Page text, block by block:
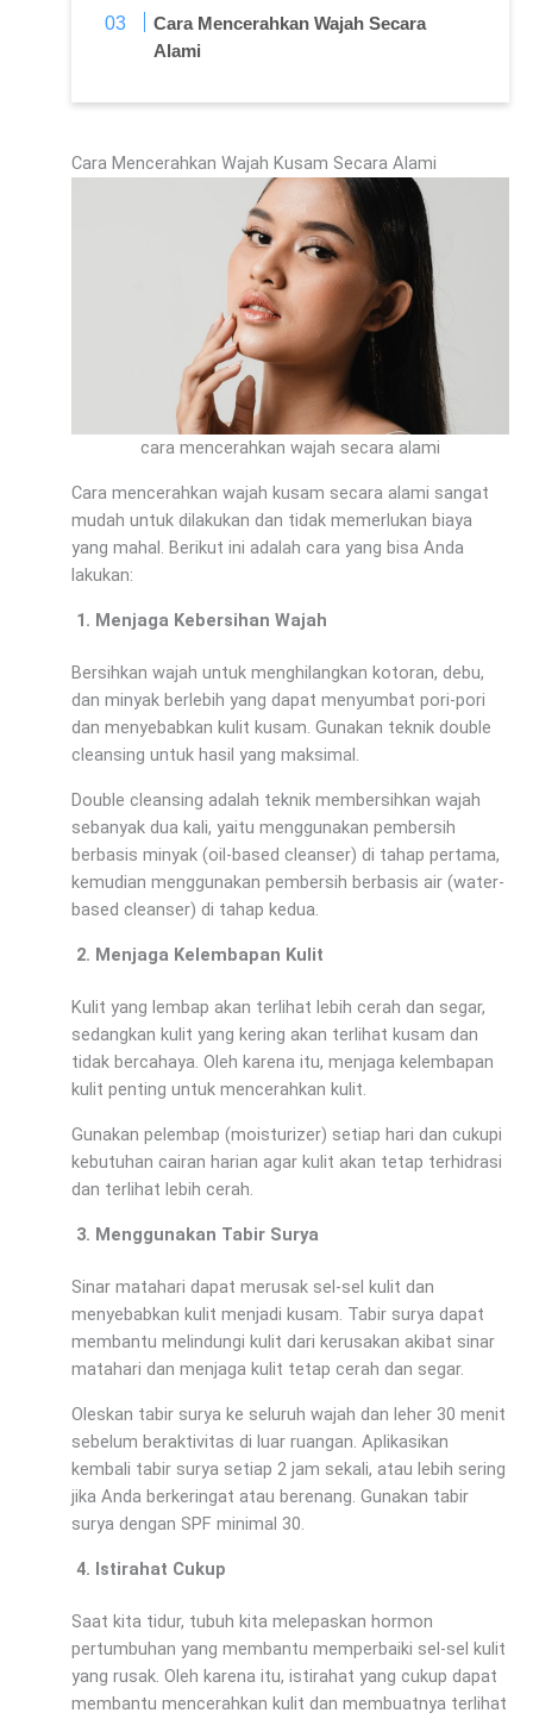
Cara Mencerahkan Wajah Secara
Alami
Cara Mencerahkan Wajah Kusam Secara Alami
cara mencerahkan wajah secara alami
Cara mencerahkan wajah kusam secara alami sangat
mudah untuk dilakukan dan tidak memerlukan biaya
yang mahal. Berikut ini adalah cara yang bisa Anda
lakukan:
Menjaga Kebersihan Wajah
Bersihkan wajah untuk menghilangkan kotoran, debu,
dan minyak berlebih yang dapat menyumbat pori-pori
dan menyebabkan kulit kusam. Gunakan teknik double
cleansing untuk hasil yang maksimal.
Double cleansing adalah teknik membersihkan wajah
sebanyak dua kali, yaitu menggunakan pembersih
berbasis minyak (oil-based cleanser) di tahap pertama,
kemudian menggunakan pembersih berbasis air (water-
based cleanser) di tahap kedua.
Menjaga Kelembapan Kulit
Kulit yang lembap akan terlihat lebih cerah dan segar,
sedangkan kulit yang kering akan terlihat kusam dan
tidak bercahaya. Oleh karena itu, menjaga kelembapan
kulit penting untuk mencerahkan kulit.
Gunakan pelembap (moisturizer) setiap hari dan cukupi
kebutuhan cairan harian agar kulit akan tetap terhidrasi
dan terlihat lebih cerah.
Menggunakan Tabir Surya
Sinar matahari dapat merusak sel-sel kulit dan
menyebabkan kulit menjadi kusam. Tabir surya dapat
membantu melindungi kulit dari kerusakan akibat sinar
matahari dan menjaga kulit tetap cerah dan segar.
Oleskan tabir surya ke seluruh wajah dan leher 30 menit
sebelum beraktivitas di luar ruangan. Aplikasikan
kembali tabir surya setiap 2 jam sekali, atau lebih sering
jika Anda berkeringat atau berenang. Gunakan tabir
surya dengan SPF minimal 30.
Istirahat Cukup
Saat kita tidur, tubuh kita melepaskan hormon
pertumbuhan yang membantu memperbaiki sel-sel kulit
yang rusak. Oleh karena itu, istirahat yang cukup dapat
membantu mencerahkan kulit dan membuatnya terlihat